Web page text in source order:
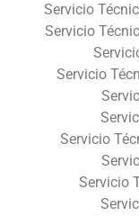
Servicio
Servicio
Servicio
Servicio
Servicio